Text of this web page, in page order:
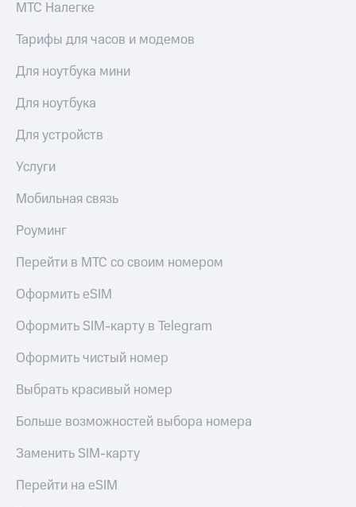
облигаций
Описание
Еврооблигации-2023
Уведомление
погашении
облигаций
Реквизиты
развитие
На главную
МТС Налегке
Тарифы для часов и модемов
Для ноутбука мини
Для ноутбука
Для устройств
Услуги
Мобильная связь
Роуминг
Перейти в МТС со своим номером
Оформить eSIM
Оформить SIM-карту в Telegram
Оформить чистый номер
Выбрать красивый номер
Больше возможностей выбора номера
Заменить SIM-карту
Перейти на eSIM